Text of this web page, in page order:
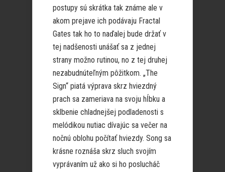
postupy sú skrátka tak známe ale v
akom prejave ich podávaju Fractal
Gates tak ho to naďalej bude držať v
tej nadšenosti unášať sa z jednej
strany možno rutinou, no z tej druhej
nezabudnúteľným pôžitkom. „The
Sign“ piatá výprava skrz hviezdný
prach sa zameriava na svoju hĺbku a
sklbenie chladnejšej podladenosti s
melódikou nutiac dívajúc sa večer na
nočnú oblohu počítať hviezdy. Song sa
krásne roznáša skrz sluch svojím
vyprávaním už ako si ho poslucháč